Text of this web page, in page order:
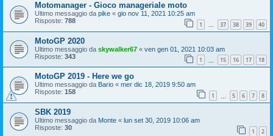
Motomanager - Gioco manageriale moto
Ultimo messaggio da pike « gio nov 11, 2021 10:25 am
Risposte: 788 1 … 37 38 39 40
MotoGP 2020
Ultimo messaggio da skywalker67 « ven gen 01, 2021 10:03 am
Risposte: 343 1 15 16 17 18
MotoGP 2019 - Here we go
Ultimo messaggio da Bario « mer dic 18, 2019 9:50 am
Risposte: 158 1 5 6 7 8
SBK 2019
Ultimo messaggio da Monte « lun set 30, 2019 10:06 am
Risposte: 30 1 2